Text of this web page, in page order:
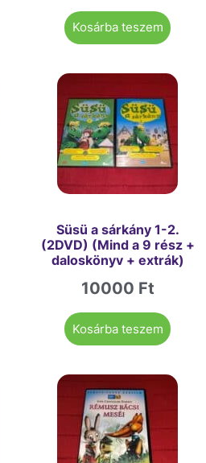
Kosárba teszem
Süsü a sárkány 1-2.
(2DVD) (Mind a 9 rész +
daloskönyv + extrák)
10000 Ft
Kosárba teszem